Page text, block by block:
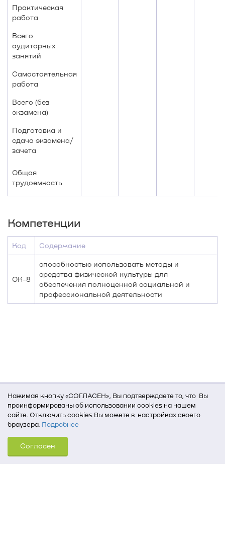
Нажимая кнопку «СОГЛАСЕН», Вы подтверждаете то, что Вы
проинформированы об использовании cookies на нашем
сайте. Отключить cookies Вы можете в настройках своего
браузера. Подробнее
Для того, чтобы мы могли качественно предоставить Вам
услуги, мы используем cookies, которые сохраняются
на Вашем компьютере (Сведения о местоположении; ip-адрес;
Согласен
Практическая
работа
Всего
аудиторных
занятий
Самостоятельная
работа
Всего (без
экзамена)
Подготовка и
сдача экзамена/
зачета
Общая
трудоемкость
Компетенции
Код Содержание
ОК-8
способностью использовать методы и
средства физической культуры для
обеспечения полноценной социальной и
профессиональной деятельности